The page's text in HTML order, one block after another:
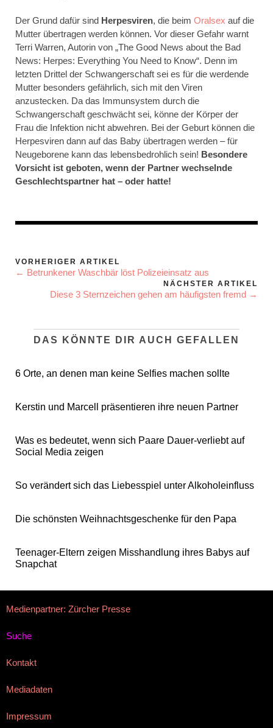
Der Grund dafür sind Herpesviren, die beim Oralsex auf die
Mutter übertragen werden können. Vor dieser Gefahr warnt
Terri Warren, Autorin von „The Good News about the Bad
News: Herpes: Everything You Need to Know“. Denn im
letzten Drittel der Schwangerschaft sei es für die werdende
Mutter besonders gefährlich, sich mit den Viren
anzustecken. Da das Immunsystem durch die
Schwangerschaft geschwächt sei, könne der Körper der
Frau die Infektion nicht abwehren. Bei der Geburt können die
Herpesviren dann auf das Baby übertragen werden – für
Neugeborene kann das lebensbedrohlich sein! Besondere
Vorsicht ist geboten, wenn der Partner wechselnde
Geschlechtspartner hat – oder hatte!
VORHERIGER ARTIKEL
← Betrunkener Waschbär löst Polizeieinsatz aus
NÄCHSTER ARTIKEL
Diese 3 Sternzeichen gehen am häufigsten fremd →
DAS KÖNNTE DIR AUCH GEFALLEN
6 Orte, an denen man keine Selfies machen sollte
Kerstin und Marcell präsentieren ihre neuen Partner
Was es bedeutet, wenn sich Paare Dauer-verliebt auf
Social Media zeigen
So verändert sich das Liebesspiel unter Alkoholeinfluss
Die schönsten Weihnachtsgeschenke für den Papa
Teenager-Eltern zeigen Misshandlung ihres Babys auf
Snapchat
Medienpartner: Zürcher Presse
Suche
Kontakt
Mediadaten
Impressum